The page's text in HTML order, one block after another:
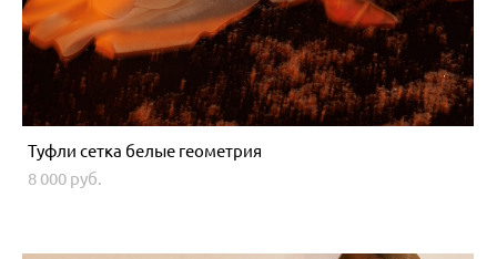
Туфли сетка белые геометрия
8 000 pуб.